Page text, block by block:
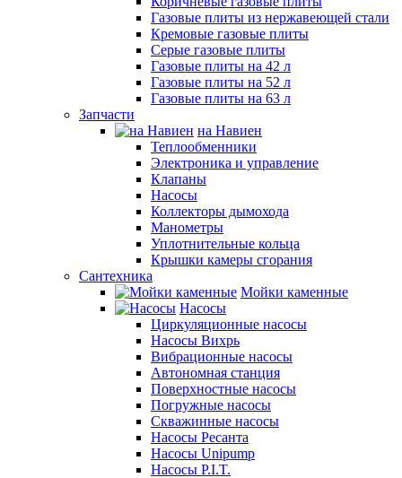
Газовые плиты из нержавеющей стали
Кремовые газовые плиты
Серые газовые плиты
Газовые плиты на 42 л
Газовые плиты на 52 л
Газовые плиты на 63 л
Запчасти
на Навиен
Теплообменники
Электроника и управление
Клапаны
Насосы
Коллекторы дымохода
Манометры
Уплотнительные кольца
Крышки камеры сгорания
Сантехника
Мойки каменные
Насосы
Циркуляционные насосы
Насосы Вихрь
Вибрационные насосы
Автономная станция
Поверхностные насосы
Погружные насосы
Скважинные насосы
Насосы Ресанта
Насосы Unipump
Насосы P.I.T.